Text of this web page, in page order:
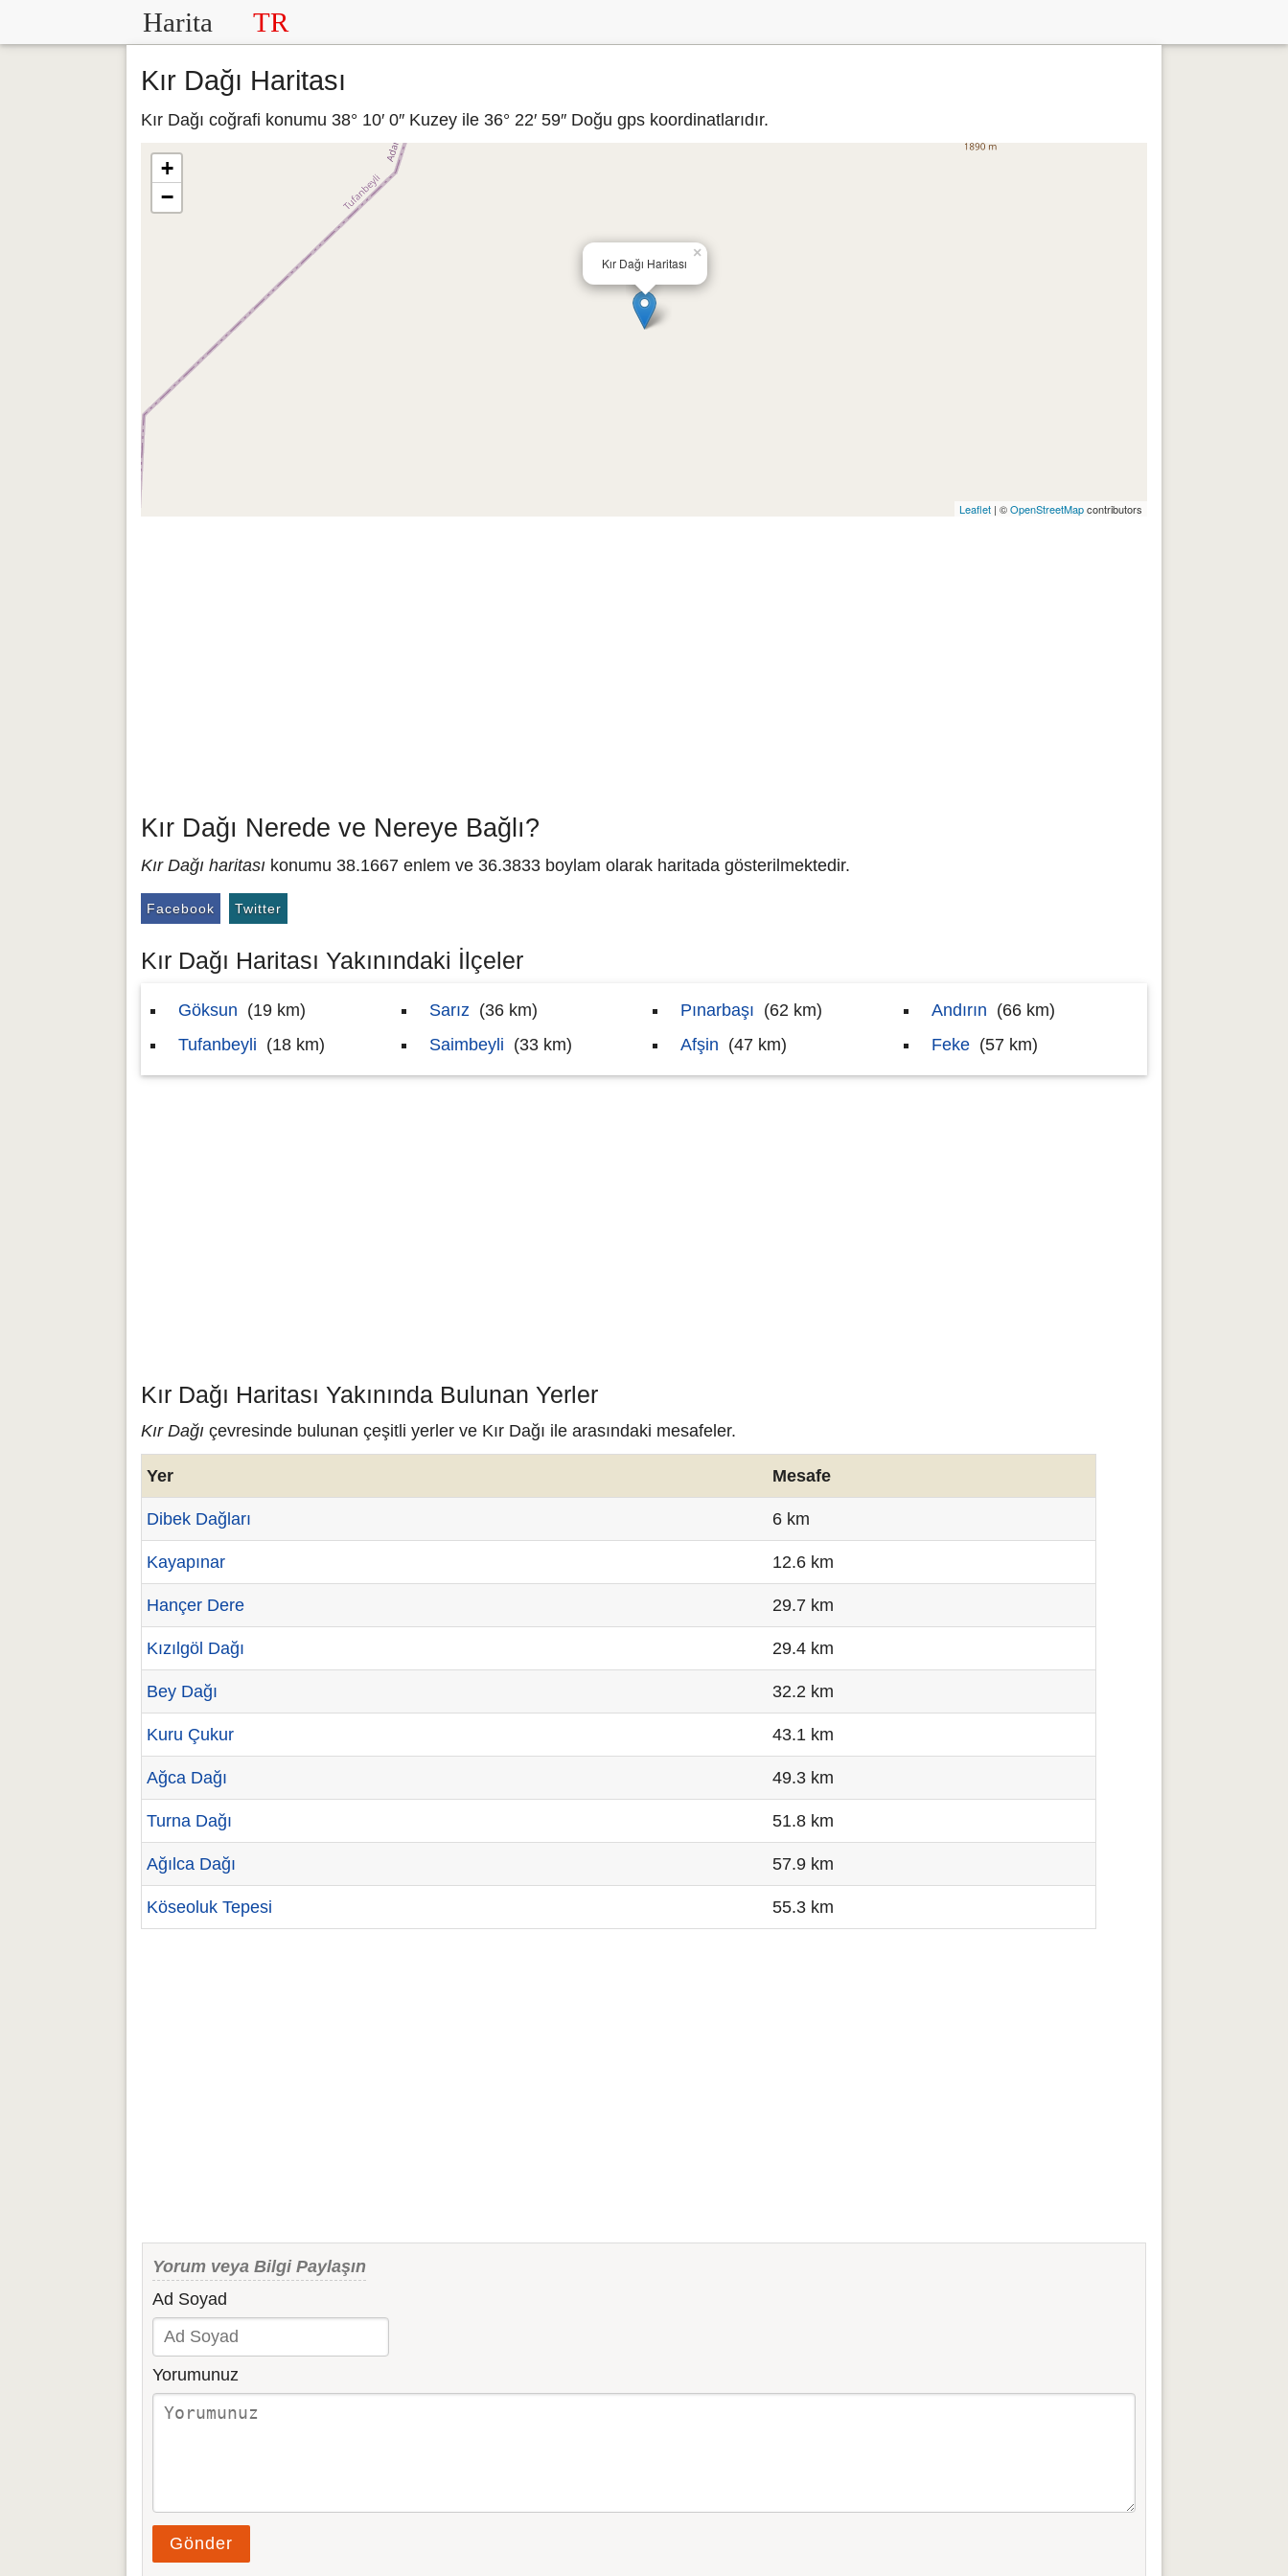
Harita TR
Kır Dağı Haritası
Kır Dağı coğrafi konumu 38° 10′ 0″ Kuzey ile 36° 22′ 59″ Doğu gps koordinatlarıdır.
Kır Dağı Haritası
×
+
−
Leaflet | ©OpenStreetMapcontributors
Kır Dağı Nerede ve Nereye Bağlı?
Kır Dağı haritası konumu 38.1667 enlem ve 36.3833 boylam olarak haritada gösterilmektedir.
Facebook Twitter
Kır Dağı Haritası Yakınındaki İlçeler
Göksun (19 km)
Tufanbeyli (18 km)
Sarız (36 km)
Saimbeyli (33 km)
Pınarbaşı (62 km)
Afşin (47 km)
Andırın (66 km)
Feke (57 km)
Kır Dağı Haritası Yakınında Bulunan Yerler
Kır Dağı çevresinde bulunan çeşitli yerler ve Kır Dağı ile arasındaki mesafeler.
Yer Mesafe
Dibek Dağları 6 km
Kayapınar 12.6 km
Hançer Dere 29.7 km
Kızılgöl Dağı 29.4 km
Bey Dağı 32.2 km
Kuru Çukur 43.1 km
Ağca Dağı 49.3 km
Turna Dağı 51.8 km
Ağılca Dağı 57.9 km
Köseoluk Tepesi 55.3 km
Yorum veya Bilgi Paylaşın
Ad Soyad
Yorumunuz
Gönder